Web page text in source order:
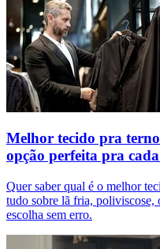
Melhor tecido pra
opção perfeita pra
Quer saber qual é o melhor
tudo sobre lã fria, poliviscose,
escolha sem erro.